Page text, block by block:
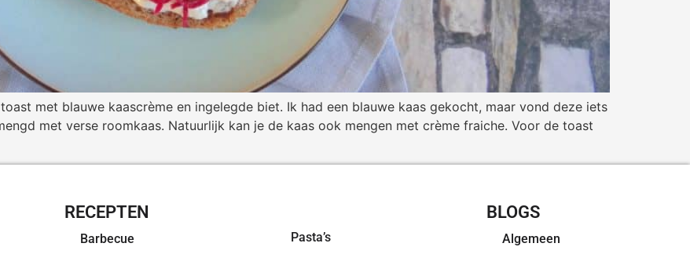
met blauwe kaascrème en ingelegde biet. Ik had een blauwe kaas gekocht, maar vond deze iets
met verse roomkaas. Natuurlijk kan je de kaas ook mengen met crème fraiche. Voor de toast
RECEPTEN
Barbecue Pasta’s
BLOGS
Algemeen